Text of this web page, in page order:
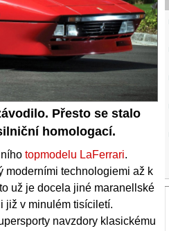
Přesto se stalo
homologací.
topmodelu LaFerrari.
moderními technologiemi až k
už je docela jiné maranellské
již v minulém tisíciletí.
navzdory klasickému